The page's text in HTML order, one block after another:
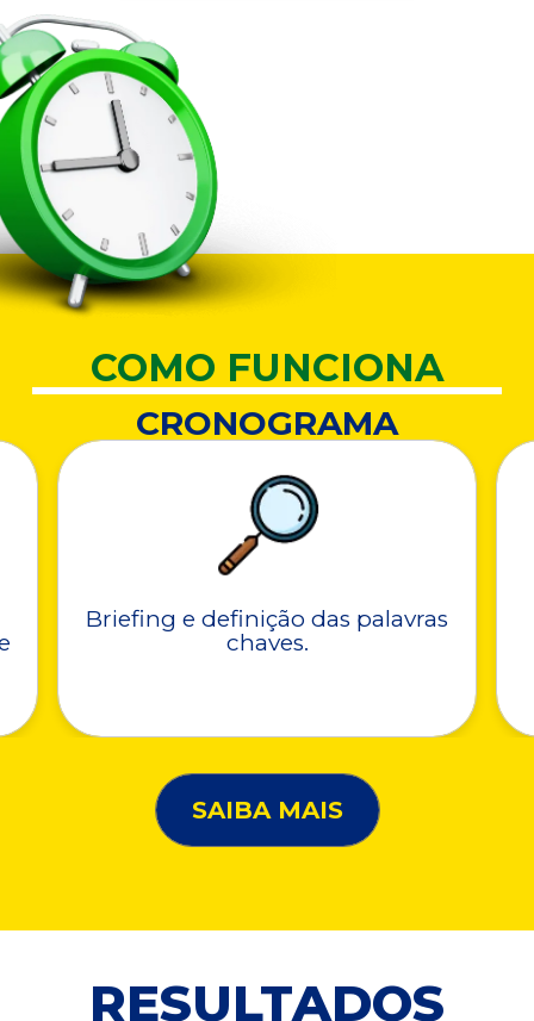
COMO FUNCIONA
CRONOGRAMA
Briefing e definição das palavras
chaves.
SAIBA MAIS
RESULTADOS